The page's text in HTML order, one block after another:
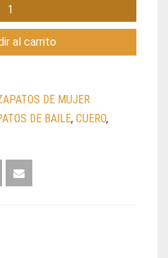
al carrito
DE MUJER
DE BAILE, CUERO,